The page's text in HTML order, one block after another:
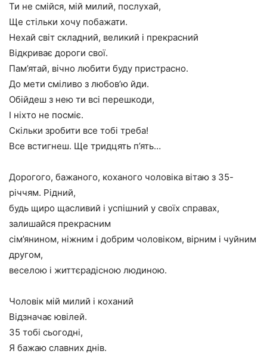
Ти не смійся, мій милий, послухай,
Ще стільки хочу побажати.
Нехай світ складний, великий і прекрасний
Відкриває дороги свої.
Пам’ятай, вічно любити буду пристрасно.
До мети сміливо з любов’ю йди.
Обійдеш з нею ти всі перешкоди,
І ніхто не посміє.
Скільки зробити все тобі треба!
Все встигнеш. Ще тридцять п’ять…
Дорогого, бажаного, коханого чоловіка вітаю з 35-
річчям. Рідний,
будь щиро щасливий і успішний у своїх справах,
залишайся прекрасним
сім’янином, ніжним і добрим чоловіком, вірним і чуйним
другом,
веселою і життєрадісною людиною.
Чоловік мій милий і коханий
Відзначає ювілей.
35 тобі сьогодні,
Я бажаю славних днів.